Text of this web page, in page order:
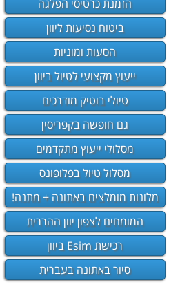
הזמנת כרטיסי הפלגה
ביטוח נסיעות ליוון
הסעות ומוניות
ייעוץ מקצועי לטיול ביוון
טיולי בוטיק מודרכים
גם חופשה בקפריסין
מסלולי ייעוץ מתקדמים
מסלול טיול בפלופונס
מלונות מומלצים באתונה + מתנה!
המומחים לצפון יוון ההררית
רכישת Esim ביוון
סיור באתונה בעברית